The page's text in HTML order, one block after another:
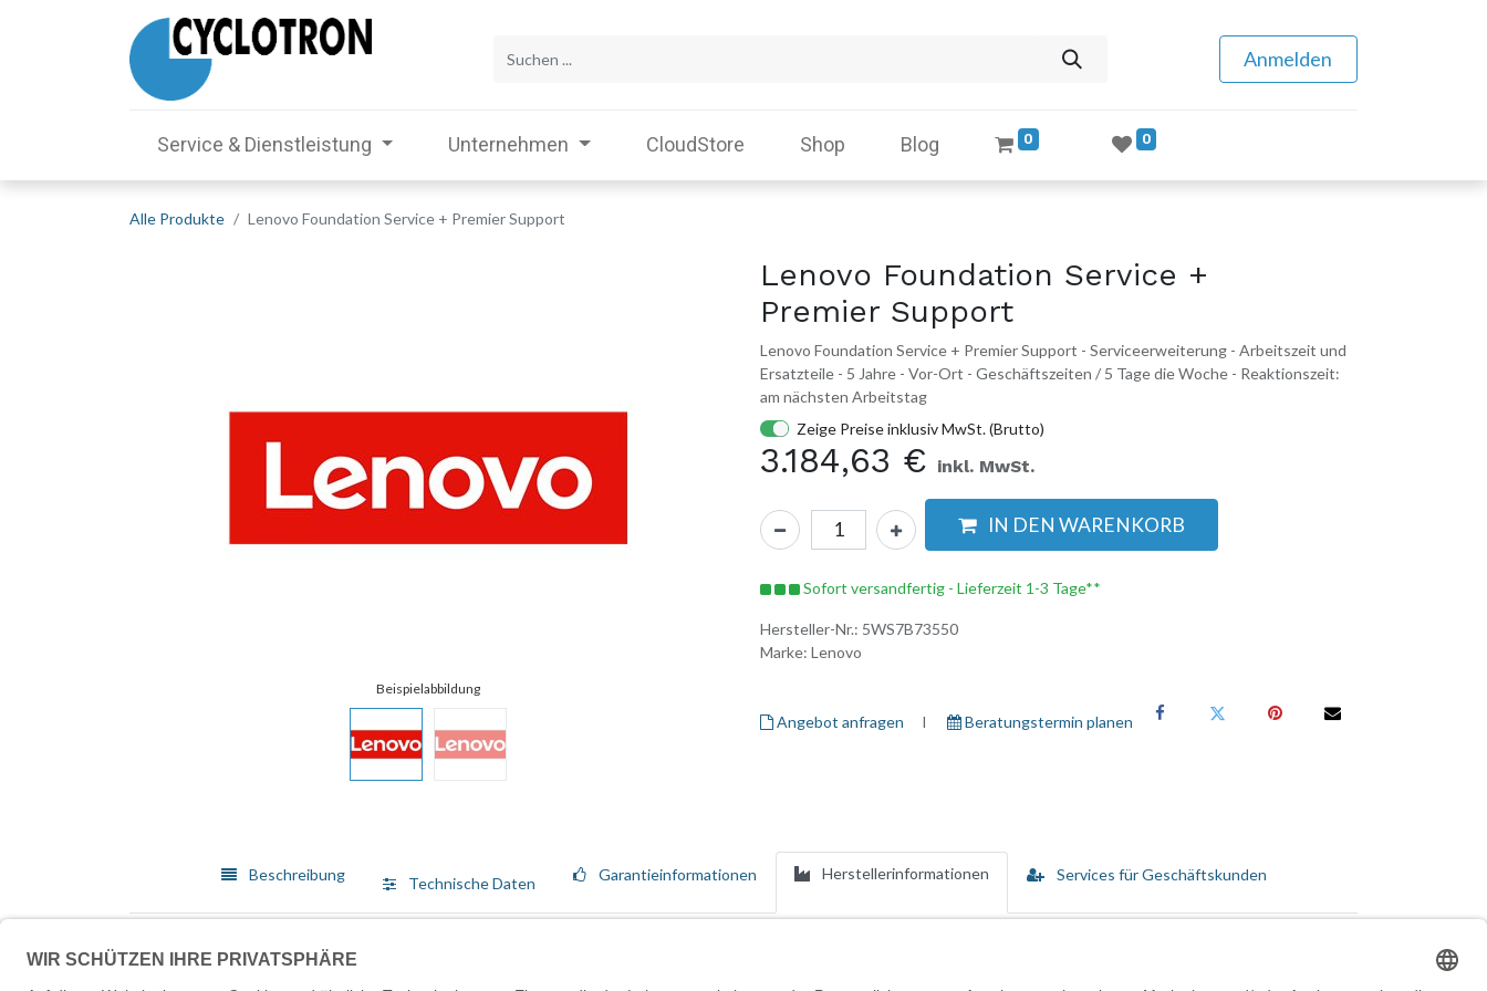
Anmelden
Service & Dienstleistung Unternehmen CloudStore Shop Blog 0 0
Alle Produkte Lenovo Foundation Service + Premier Support
Lenovo Foundation Service +
Premier Support
Lenovo Foundation Service + Premier Support - Serviceerweiterung - Arbeitszeit und
Ersatzteile - 5 Jahre - Vor-Ort - Geschäftszeiten / 5 Tage die Woche - Reaktionszeit:
am nächsten Arbeitstag
Zeige Preise inklusiv MwSt. (Brutto)
3.184,63 € inkl. MwSt.
IN DEN WARENKORB
Sofort versandfertig - Lieferzeit 1-3 Tage**
Hersteller-Nr.: 5WS7B73550
Marke: Lenovo
Angebot anfragen I ​ Beratungstermin planen
Beschreibung Technische Daten Garantieinformationen Herstellerinformationen Services für Geschäftskunden